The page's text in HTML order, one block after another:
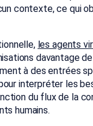
contexte, ce qui
les agents
davantage
à des entrées
interpréter les
du flux de la
humains.